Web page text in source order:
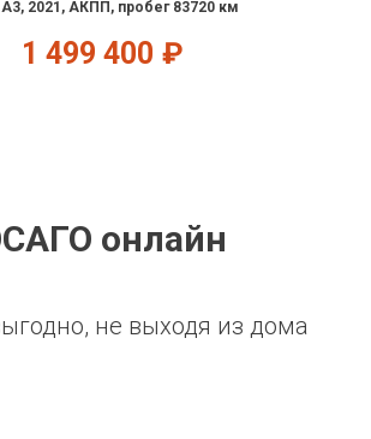
2021, АКПП, пробег 83720 км
1 499 400 ₽
онлайн
не выходя из дома